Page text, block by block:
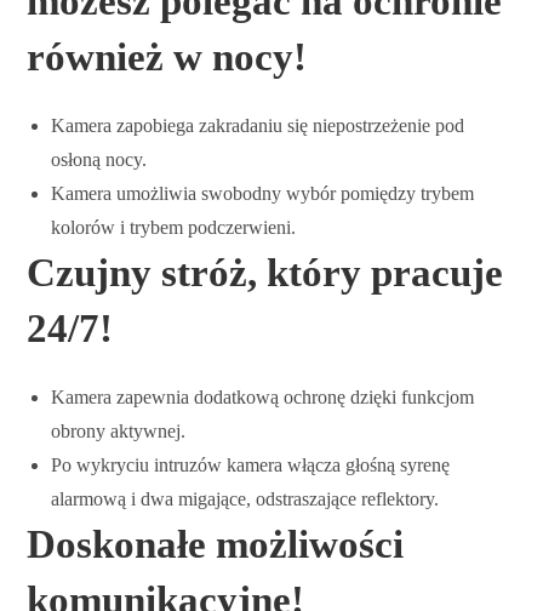
również w nocy!
Kamera zapobiega zakradaniu się niepostrzeżenie pod
osłoną nocy.
Kamera umożliwia swobodny wybór pomiędzy trybem
kolorów i trybem podczerwieni.
Czujny stróż, który pracuje
24/7!
Kamera zapewnia dodatkową ochronę dzięki funkcjom
obrony aktywnej.
Po wykryciu intruzów kamera włącza głośną syrenę
alarmową i dwa migające, odstraszające reflektory.
Doskonałe możliwości
komunikacyjne!